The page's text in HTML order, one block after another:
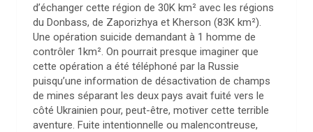
d’échanger cette région de 30K km² avec les régions
du Donbass, de Zaporizhya et Kherson (83K km²).
Une opération suicide demandant à 1 homme de
contrôler 1km². On pourrait presque imaginer que
cette opération a été téléphoné par la Russie
puisqu’une information de désactivation de champs
de mines séparant les deux pays avait fuité vers le
côté Ukrainien pour, peut-être, motiver cette terrible
aventure. Fuite intentionnelle ou malencontreuse,